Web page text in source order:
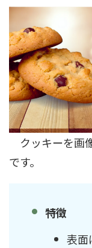
クッキーを画
です。
特徴
表面